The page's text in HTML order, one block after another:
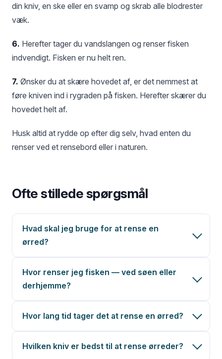
din kniv, en ske eller en svamp og skrab alle blodrester
væk.
6. Herefter tager du vandslangen og renser fisken
indvendigt. Fisken er nu helt ren.
7. Ønsker du at skære hovedet af, er det nemmest at
føre kniven ind i rygraden på fisken. Herefter skærer du
hovedet helt af.
Husk altid at rydde op efter dig selv, hvad enten du
renser ved et rensebord eller i naturen.
Ofte stillede spørgsmål
Hvad skal jeg bruge for at rense en
ørred?
Hvor renser jeg fisken — ved søen eller
derhjemme?
Hvor lang tid tager det at rense en ørred?
Hvilken kniv er bedst til at rense ørreder?